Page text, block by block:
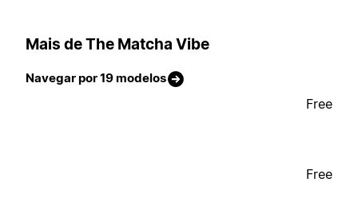
Mais de The Matcha Vibe
Navegar por 19 modelos
Free
Free